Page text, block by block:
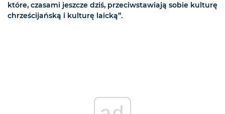
które, czasami jeszcze dziś, przeciwstawiają sobie kulturę
chrześcijańską i kulturę laicką”.